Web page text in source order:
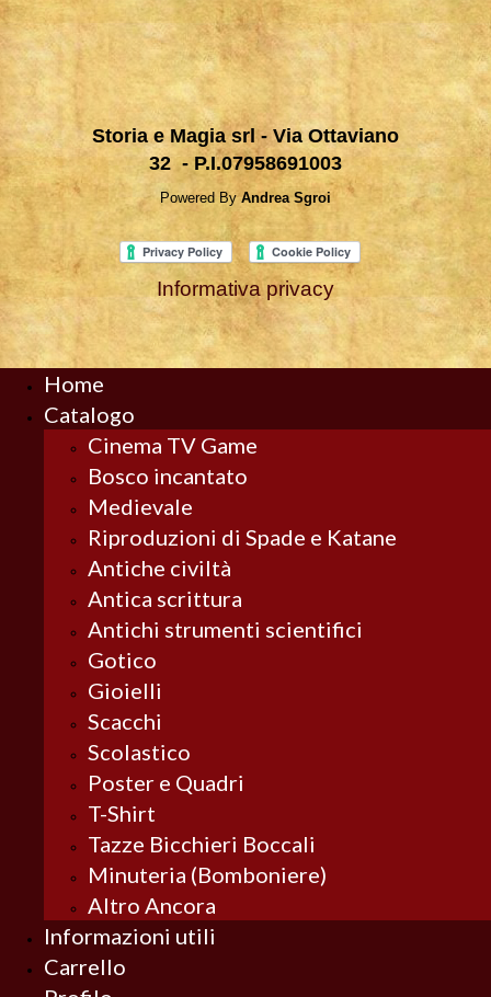
Storia e Magia srl - Via Ottaviano
32 - P.I.07958691003
Powered ByAndrea Sgroi
Informativa privacy
Home
Catalogo
Cinema TV Game
Bosco incantato
Medievale
Riproduzioni di Spade e Katane
Antiche civiltà
Antica scrittura
Antichi strumenti scientifici
Gotico
Gioielli
Scacchi
Scolastico
Poster e Quadri
T-Shirt
Tazze Bicchieri Boccali
Minuteria (Bomboniere)
Altro Ancora
Informazioni utili
Carrello